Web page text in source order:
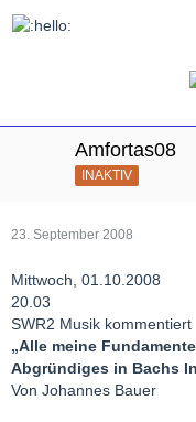
Amfortas08
INAKTIV
23. September 2008
Mittwoch, 01.10.2008
20.03
SWR2 Musik kommentiert
„Alle meine
Abgründiges in Bachs
Von Johannes Bauer